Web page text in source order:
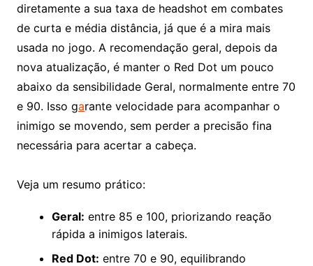
diretamente a sua taxa de headshot em combates
de curta e média distância, já que é a mira mais
usada no jogo. A recomendação geral, depois da
nova atualização, é manter o Red Dot um pouco
abaixo da sensibilidade Geral, normalmente entre 70
e 90. Isso garante velocidade para acompanhar o
inimigo se movendo, sem perder a precisão fina
necessária para acertar a cabeça.
Veja um resumo prático:
Geral: entre 85 e 100, priorizando reação
rápida a inimigos laterais.
Red Dot: entre 70 e 90, equilibrando